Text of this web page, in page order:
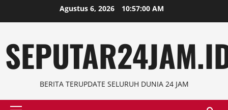
to
Agustus 6, 2026 10:57:01 AM
BERITA TERUPDATE SELURUH DUNIA 24 JAM